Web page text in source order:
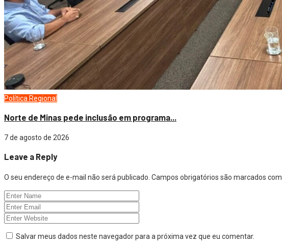
Política Regional
Norte de Minas pede inclusão em programa...
7 de agosto de 2026
Leave a Reply
O seu endereço de e-mail não será publicado. Campos obrigatórios são marcados com
Salvar meus dados neste navegador para a próxima vez que eu comentar.